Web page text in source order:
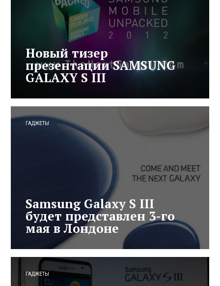
Новый тизер
презентации SAMSUNG
GALAXY S III
ГАДЖЕТЫ
Samsung Galaxy S III
будет представлен 3-го
мая в Лондоне
ГАДЖЕТЫ